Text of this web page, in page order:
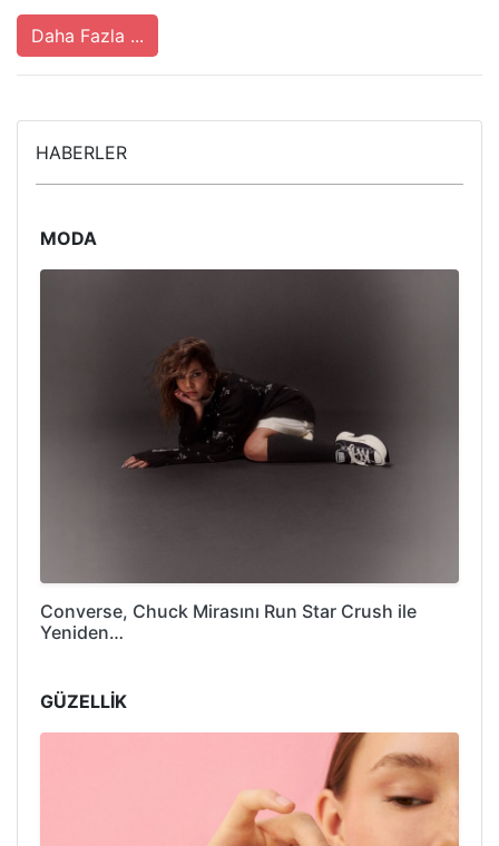
Daha Fazla ...
HABERLER
MODA
Converse, Chuck Mirasını Run Star Crush ile
Yeniden…
GÜZELLİK